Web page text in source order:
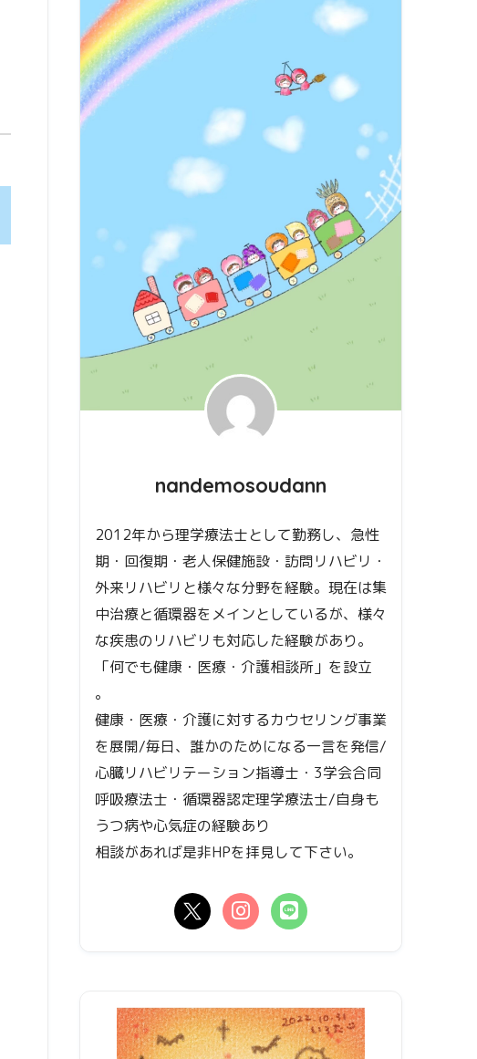
nandemosoudann
2012年から理学療法士として勤務し、急性
期・回復期・老人保健施設・訪問リハビリ・
外来リハビリと様々な分野を経験。現在は集
中治療と循環器をメインとしているが、様々
な疾患のリハビリも対応した経験があり。
「何でも健康・医療・介護相談所」を設立
。
健康・医療・介護に対するカウセリング事業
を展開/毎日、誰かのためになる一言を発信/
心臓リハビリテーション指導士・3学会合同
呼吸療法士・循環器認定理学療法士/自身も
うつ病や心気症の経験あり
相談があれば是非HPを拝見して下さい。